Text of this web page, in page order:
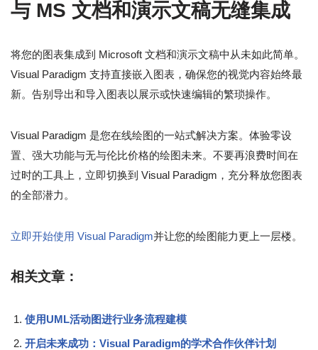
与 MS 文档和演示文稿无缝集成
将您的图表集成到 Microsoft 文档和演示文稿中从未如此简单。
Visual Paradigm 支持直接嵌入图表，确保您的视觉内容始终最
新。告别导出和导入图表以展示或快速编辑的繁琐操作。
Visual Paradigm 是您在线绘图的一站式解决方案。体验零设
置、强大功能与无与伦比价格的绘图未来。不要再浪费时间在
过时的工具上，立即切换到 Visual Paradigm，充分释放您图表
的全部潜力。
立即开始使用 Visual Paradigm并让您的绘图能力更上一层楼。
相关文章：
使用UML活动图进行业务流程建模
开启未来成功：Visual Paradigm的学术合作伙伴计划